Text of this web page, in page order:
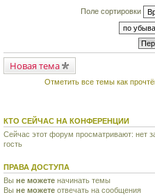
у
с
о
о
и
ю
а
н
н
о
о
б
щ
и
ю
у
н
е
п
р
т
а
н
у
с
о
в
о
м
у
р
о
ч
н
н
о
м
Поле сортировки
Новая тема
Отметить все темы как
КТО СЕЙЧАС НА КОНФЕРЕНЦИИ
Сейчас этот форум просматривают: нет
гость
ПРАВА ДОСТУПА
Вы не можете начинать темы
Вы не можете отвечать на сообщения